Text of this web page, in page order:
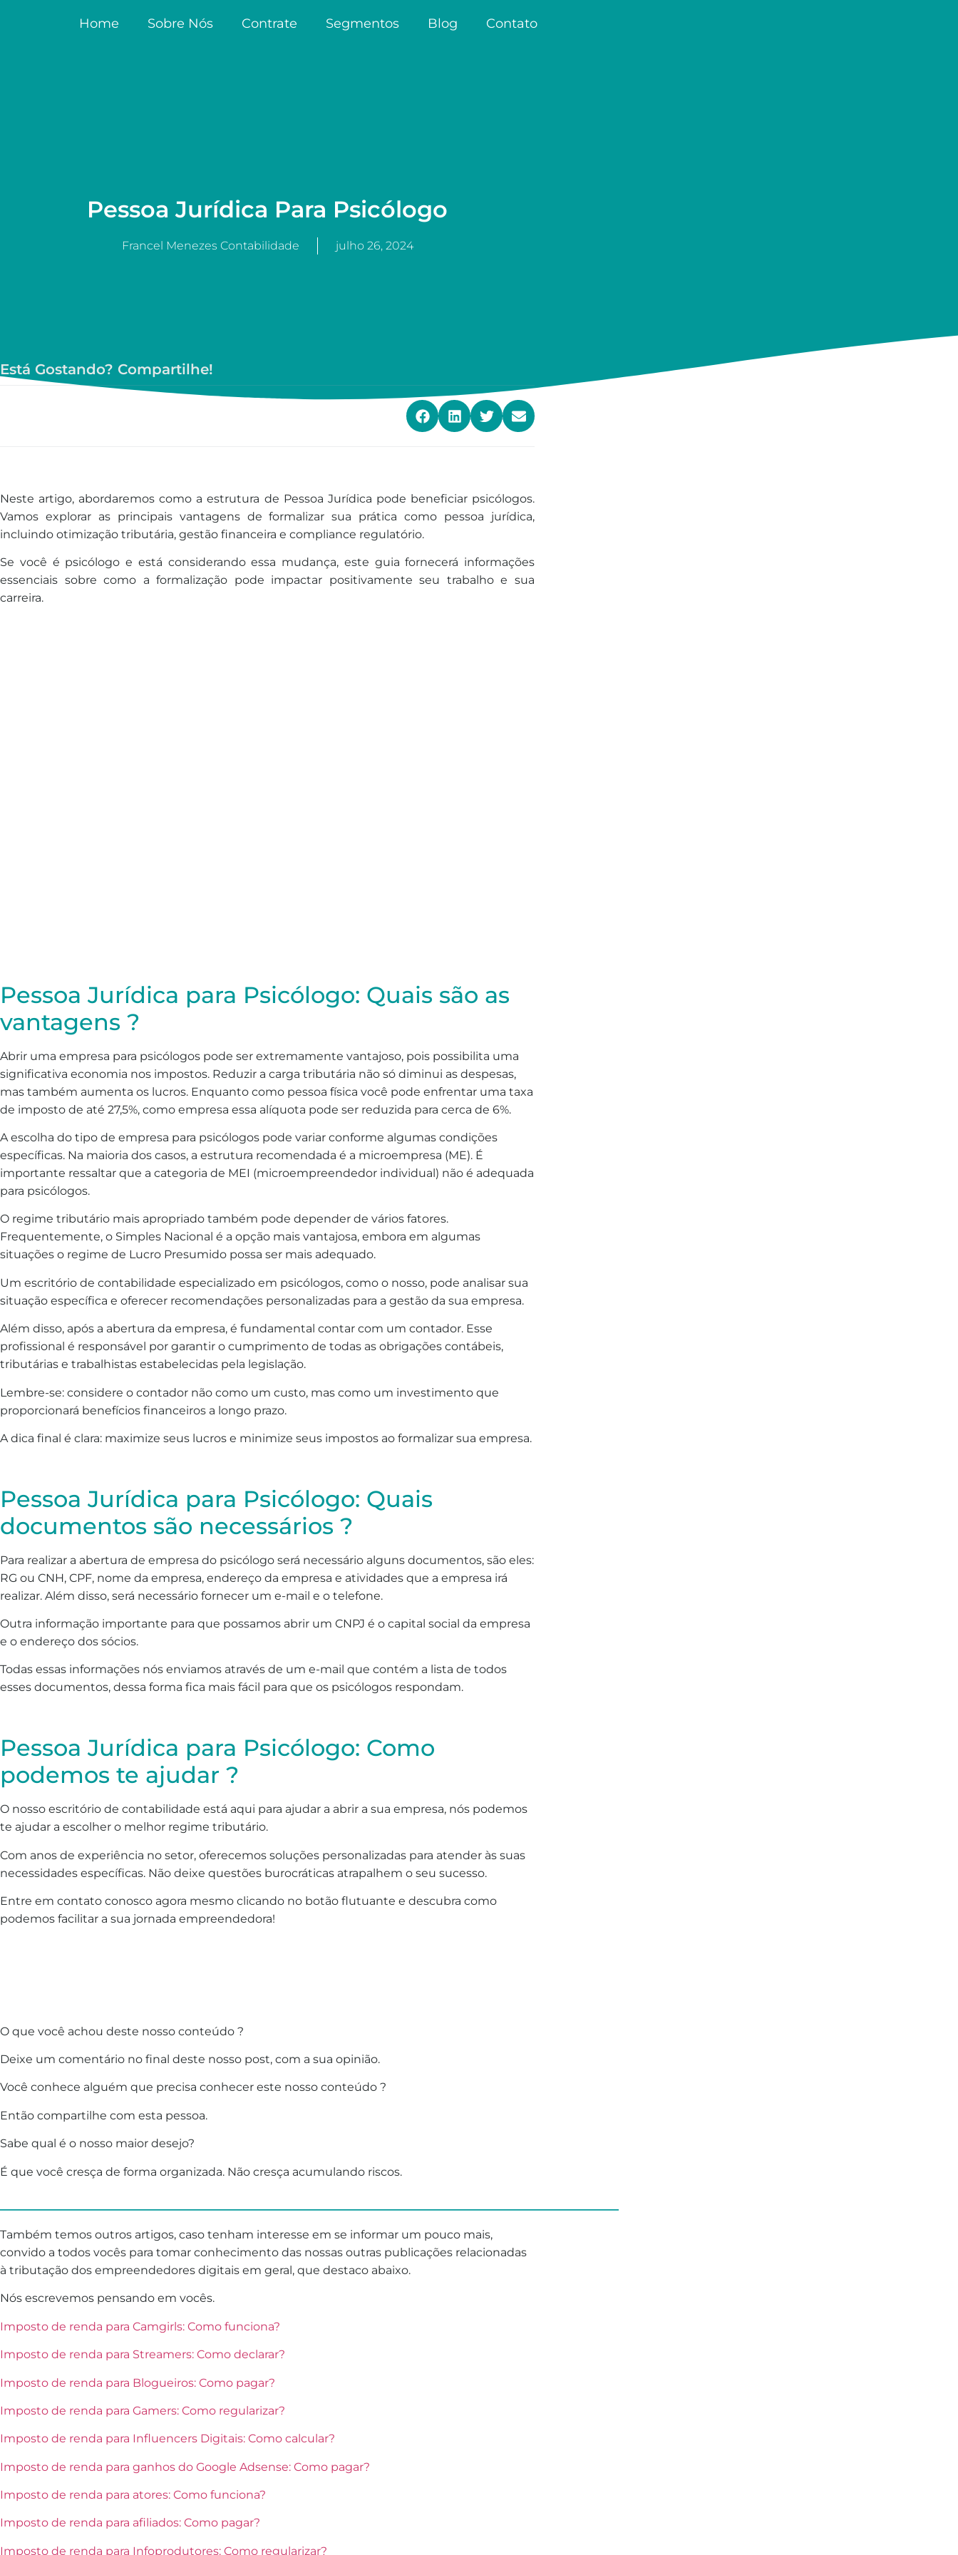
Home Sobre Nós Contrate Segmentos Blog Contato
Pessoa Jurídica Para Psicólogo
Francel Menezes Contabilidade julho 26, 2024
Está Gostando? Compartilhe!
Neste artigo, abordaremos como a estrutura de Pessoa Jurídica pode beneficiar psicólogos.
Vamos explorar as principais vantagens de formalizar sua prática como pessoa jurídica,
incluindo otimização tributária, gestão financeira e compliance regulatório.
Se você é psicólogo e está considerando essa mudança, este guia fornecerá informações
essenciais sobre como a formalização pode impactar positivamente seu trabalho e sua
carreira.
Pessoa Jurídica para Psicólogo: Quais são as
vantagens ?
Abrir uma empresa para psicólogos pode ser extremamente vantajoso, pois possibilita uma
significativa economia nos impostos. Reduzir a carga tributária não só diminui as despesas,
mas também aumenta os lucros. Enquanto como pessoa física você pode enfrentar uma taxa
de imposto de até 27,5%, como empresa essa alíquota pode ser reduzida para cerca de 6%.
A escolha do tipo de empresa para psicólogos pode variar conforme algumas condições
específicas. Na maioria dos casos, a estrutura recomendada é a microempresa (ME). É
importante ressaltar que a categoria de MEI (microempreendedor individual) não é adequada
para psicólogos.
O regime tributário mais apropriado também pode depender de vários fatores.
Frequentemente, o Simples Nacional é a opção mais vantajosa, embora em algumas
situações o regime de Lucro Presumido possa ser mais adequado.
Um escritório de contabilidade especializado em psicólogos, como o nosso, pode analisar sua
situação específica e oferecer recomendações personalizadas para a gestão da sua empresa.
Além disso, após a abertura da empresa, é fundamental contar com um contador. Esse
profissional é responsável por garantir o cumprimento de todas as obrigações contábeis,
tributárias e trabalhistas estabelecidas pela legislação.
Lembre-se: considere o contador não como um custo, mas como um investimento que
proporcionará benefícios financeiros a longo prazo.
A dica final é clara: maximize seus lucros e minimize seus impostos ao formalizar sua empresa.
Pessoa Jurídica para Psicólogo: Quais
documentos são necessários ?
Para realizar a abertura de empresa do psicólogo será necessário alguns documentos, são eles:
RG ou CNH, CPF, nome da empresa, endereço da empresa e atividades que a empresa irá
realizar. Além disso, será necessário fornecer um e-mail e o telefone.
Outra informação importante para que possamos abrir um CNPJ é o capital social da empresa
e o endereço dos sócios.
Todas essas informações nós enviamos através de um e-mail que contém a lista de todos
esses documentos, dessa forma fica mais fácil para que os psicólogos respondam.
Pessoa Jurídica para Psicólogo: Como
podemos te ajudar ?
O nosso escritório de contabilidade está aqui para ajudar a abrir a sua empresa, nós podemos
te ajudar a escolher o melhor regime tributário.
Com anos de experiência no setor, oferecemos soluções personalizadas para atender às suas
necessidades específicas. Não deixe questões burocráticas atrapalhem o seu sucesso.
Entre em contato conosco agora mesmo clicando no botão flutuante e descubra como
podemos facilitar a sua jornada empreendedora!
O que você achou deste nosso conteúdo ?
Deixe um comentário no final deste nosso post, com a sua opinião.
Você conhece alguém que precisa conhecer este nosso conteúdo ?
Então compartilhe com esta pessoa.
Sabe qual é o nosso maior desejo?
É que você cresça de forma organizada. Não cresça acumulando riscos.
Também temos outros artigos, caso tenham interesse em se informar um pouco mais,
convido a todos vocês para tomar conhecimento das nossas outras publicações relacionadas
à tributação dos empreendedores digitais em geral, que destaco abaixo.
Nós escrevemos pensando em vocês.
Imposto de renda para Camgirls: Como funciona?
Imposto de renda para Streamers: Como declarar?
Imposto de renda para Blogueiros: Como pagar?
Imposto de renda para Gamers: Como regularizar?
Imposto de renda para Influencers Digitais: Como calcular?
Imposto de renda para ganhos do Google Adsense: Como pagar?
Imposto de renda para atores: Como funciona?
Imposto de renda para afiliados: Como pagar?
Imposto de renda para Infoprodutores: Como regularizar?